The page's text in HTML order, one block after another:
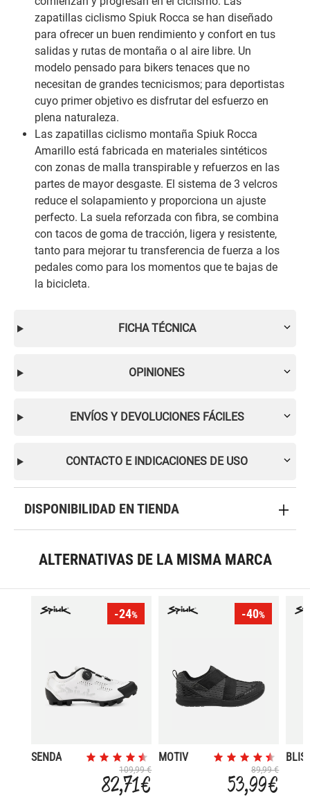
zapatillas ciclismo Spiuk Rocca se han diseñado
para ofrecer un buen rendimiento y confort en tus
salidas y rutas de montaña o al aire libre. Un
modelo pensado para bikers tenaces que no
necesitan de grandes tecnicismos; para deportistas
cuyo primer objetivo es disfrutar del esfuerzo en
plena naturaleza.
Las zapatillas ciclismo montaña Spiuk Rocca
Amarillo está fabricada en materiales sintéticos
con zonas de malla transpirable y refuerzos en las
partes de mayor desgaste. El sistema de 3 velcros
reduce el solapamiento y proporciona un ajuste
perfecto. La suela reforzada con fibra, se combina
con tacos de goma de tracción, ligera y resistente,
tanto para mejorar tu transferencia de fuerza a los
pedales como para los momentos que te bajas de
la bicicleta.
FICHA TÉCNICA
OPINIONES
ENVÍOS Y DEVOLUCIONES FÁCILES
CONTACTO E INDICACIONES DE USO
DISPONIBILIDAD EN TIENDA
ALTERNATIVAS DE LA MISMA MARCA
-24%
SENDA
109,99 €
82,71 €
-40%
MOTIV
89,99 €
53,99 €